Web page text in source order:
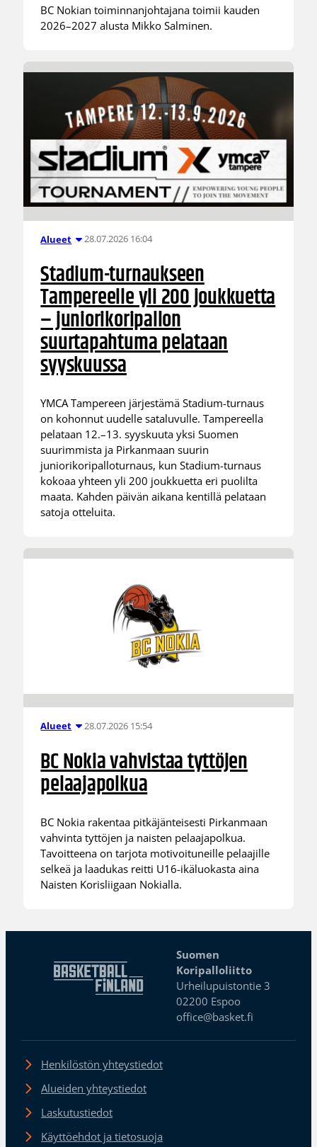
BC Nokian toiminnanjohtajana toimii kauden
2026–2027 alusta Mikko Salminen.
Alueet 28.07.2026 16:04
Stadium-turnaukseen
Tampereelle yli 200 joukkuetta
– juniorikoripallon
suurtapahtuma pelataan
syyskuussa
YMCA Tampereen järjestämä Stadium-turnaus
on kohonnut uudelle sataluvulle. Tampereella
pelataan 12.–13. syyskuuta yksi Suomen
suurimmista ja Pirkanmaan suurin
juniorikoripalloturnaus, kun Stadium-turnaus
kokoaa yhteen yli 200 joukkuetta eri puolilta
maata. Kahden päivän aikana kentillä pelataan
satoja otteluita.
Alueet 28.07.2026 15:54
BC Nokia vahvistaa tyttöjen
pelaajapolkua
BC Nokia rakentaa pitkäjänteisesti Pirkanmaan
vahvinta tyttöjen ja naisten pelaajapolkua.
Tavoitteena on tarjota motivoituneille pelaajille
selkeä ja laadukas reitti U16-ikäluokasta aina
Naisten Korisliigaan Nokialla.
Suomen
Koripalloliitto
Urheilupuistontie 3
02200 Espoo
office@basket.fi
Henkilöstön yhteystiedot
Alueiden yhteystiedot
Laskutustiedot
Käyttöehdot ja tietosuoja